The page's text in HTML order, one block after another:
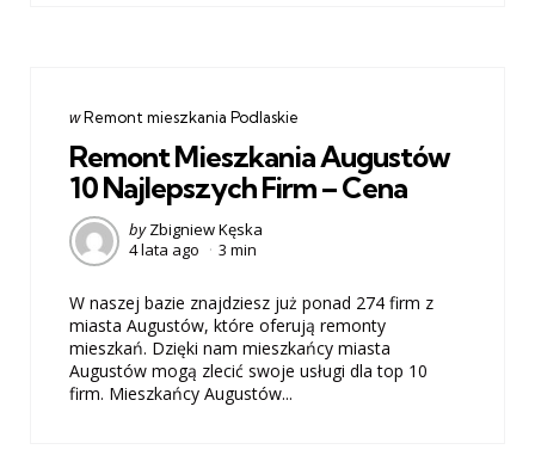
Categories
post
wRemont mieszkania Podlaskie
Remont Mieszkania Augustów
10 Najlepszych Firm – Cena
Posted
by
by Zbigniew Kęska
4 lata ago
3 min
W naszej bazie znajdziesz już ponad 274 firm z
miasta Augustów, które oferują remonty
mieszkań. Dzięki nam mieszkańcy miasta
Augustów mogą zlecić swoje usługi dla top 10
firm. Mieszkańcy Augustów...